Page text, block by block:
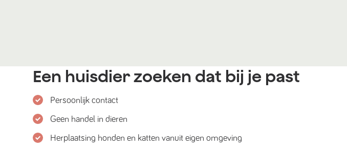
Een huisdier zoeken dat bij je past
Persoonlijk contact
Geen handel in dieren
Herplaatsing honden en katten vanuit eigen omgeving